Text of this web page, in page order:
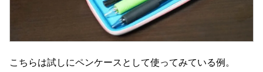
こちらは試しにペンケースとして使ってみている例。